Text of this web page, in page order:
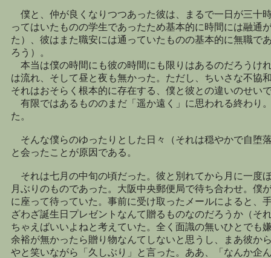
僕と、仲が良くなりつつあった彼は、まるで一日が三十
ってはいたものの学生であったため基本的に時間には融通
た）、彼はまた職安には通っていたものの基本的に無職で
ろう）。
本当は僕の時間にも彼の時間にも限りはあるのだろうけ
は流れ、そして昼と夜も無かった。ただし、ちいさな不協
それはおそらく根本的に存在する、僕と彼との違いのせい
有限ではあるもののまだ「遥か遠く」に思われる終わり
た。
そんな僕らのゆったりとした日々（それは穏やかで自堕
と会ったことが原因である。
それは七月の中旬の頃だった。彼と別れてから月に一度
月ぶりのものであった。大阪中央郵便局で待ち合わせ。
に座って待っていた。事前に受け取ったメールによると、
ざわざ誕生日プレゼントなんて贈るものなのだろうか（そ
ちゃえばいいよねと考えていた。全く面識の無いひとでも
余裕が無かったら贈り物なんてしないと思うし、まあ彼か
やと笑いながら「久しぶり」と言った。ああ、「なんか